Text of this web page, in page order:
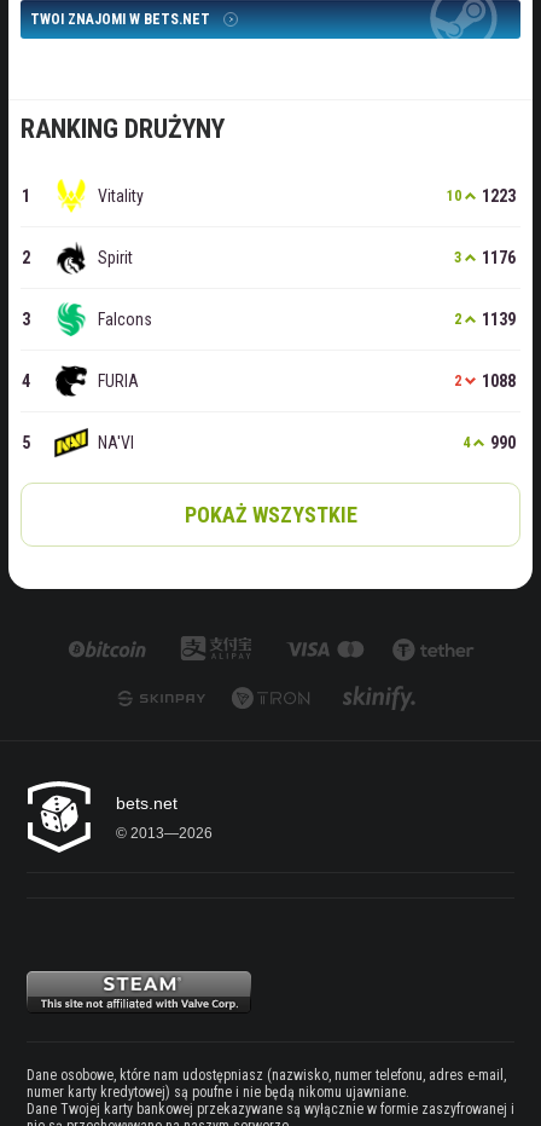
TWOI ZNAJOMI W BETS.NET
RANKING DRUŻYNY
Vitality 10 1223
Spirit 3 1176
Falcons 2 1139
FURIA 2 1088
NA'VI 4 990
POKAŻ WSZYSTKIE
bets.net
© 2013—2026
Dane osobowe, które nam udostępniasz (nazwisko, numer telefonu, adres e-mail,
numer karty kredytowej) są poufne i nie będą nikomu ujawniane.
Dane Twojej karty bankowej przekazywane są wyłącznie w formie zaszyfrowanej i